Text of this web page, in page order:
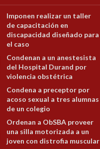
Imponen realizar un taller
de capacitación en
discapacidad diseñado para
el caso
Condenan a un anestesista
del Hospital Durand por
violencia obstétrica
Condena a preceptor por
acoso sexual a tres alumnas
de un colegio
Ordenan a ObSBA proveer
una silla motorizada a un
joven con distrofia muscular